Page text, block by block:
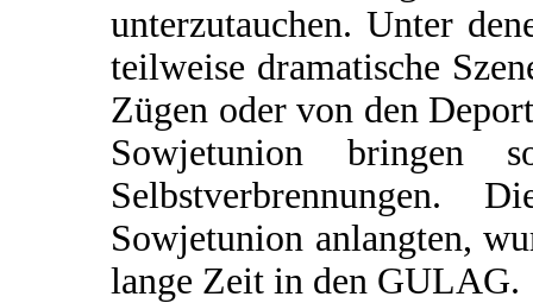
unterzutauchen. Unter
teilweise dramatische
Zügen oder von den
Sowjetunion bringen
Sowjetunion anlangten,
lange Zeit in den GULAG.